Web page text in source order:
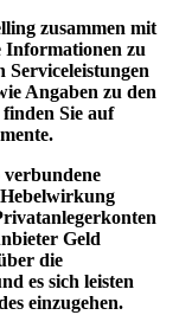
zusammen mit
Informationen zu
Serviceleistungen
Angaben zu den
Sie auf
Geld
die
es sich leisten
einzugehen.